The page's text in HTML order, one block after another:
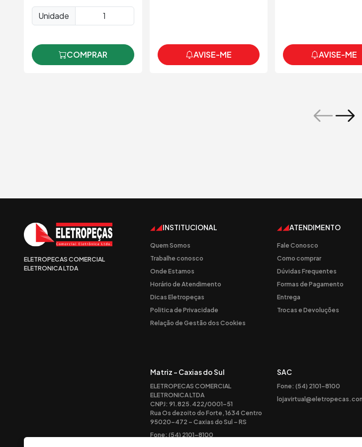
Unidade
COMPRAR AVISE-ME AVISE-ME
ELETROPECAS COMERCIAL
ELETRONICA LTDA
INSTITUCIONAL
Quem Somos
Trabalhe conosco
Onde Estamos
Horário de Atendimento
Dicas Eletropeças
Politica de Privacidade
Relação de Gestão dos Cookies
ATENDIMENTO
Fale Conosco
Como comprar
Dúvidas Frequentes
Formas de Pagamento
Entrega
Trocas e Devoluções
Matriz - Caxias do Sul
ELETROPECAS COMERCIAL
ELETRONICA LTDA
CNPJ: 91.825.422/0001-51
Rua Os dezoito do Forte, 1634 Centro
95020-472 – Caxias do Sul – RS
Fone: (54) 2101-8100
SAC
Fone: (54) 2101-8100